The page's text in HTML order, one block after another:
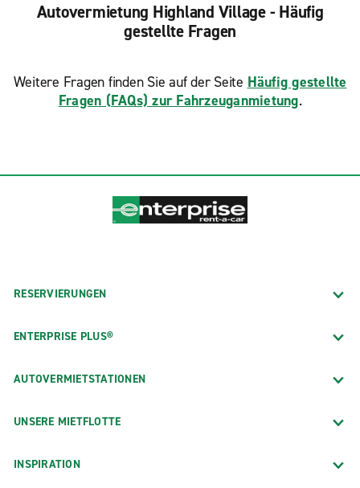
Autovermietung Highland Village - Häufig
gestellte Fragen
Weitere Fragen finden Sie auf der Seite Häufig gestellte
Fragen (FAQs) zur Fahrzeuganmietung.
RESERVIERUNGEN
ENTERPRISE PLUS®
AUTOVERMIETSTATIONEN
UNSERE MIETFLOTTE
INSPIRATION